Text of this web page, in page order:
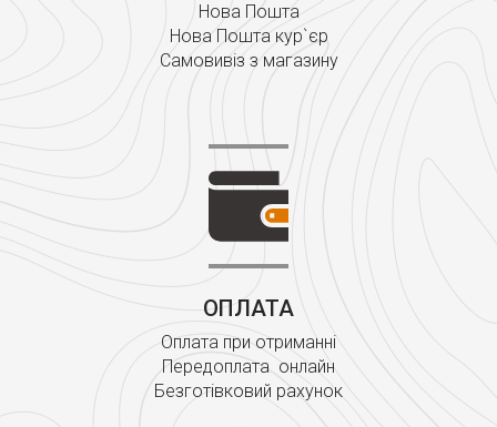
Нова Пошта
Нова Пошта кур`єр
Самовивіз з магазину
ОПЛАТА
Оплата при отриманні
Передоплата онлайн
Безготівковий рахунок